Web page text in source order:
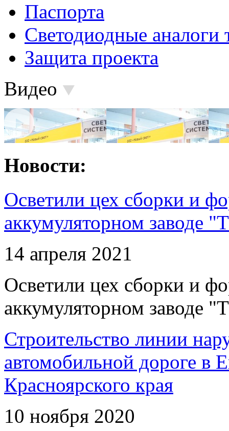
Паспорта
Светодиодные аналоги
Защита проекта
Видео
Новости:
Осветили цех сборки и
аккумуляторном заводе
14 апреля 2021
Осветили цех сборки и
аккумуляторном заводе
Строительство линии
автомобильной дороге в
Красноярского края
10 ноября 2020